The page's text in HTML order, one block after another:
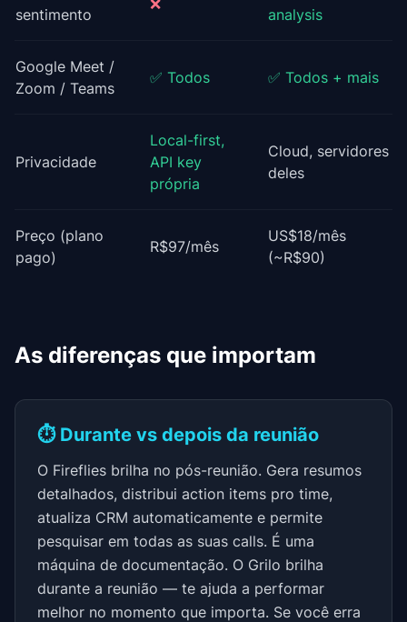
sentimento
❌
analysis
Google Meet /
Zoom / Teams
✅ Todos ✅ Todos + mais
Privacidade
Local-first,
API key
própria
Cloud, servidores
deles
Preço (plano
pago)
R$97/mês
US$18/mês
(~R$90)
As diferenças que importam
⏱️ Durante vs depois da reunião
O Fireflies brilha no pós-reunião. Gera resumos
detalhados, distribui action items pro time,
atualiza CRM automaticamente e permite
pesquisar em todas as suas calls. É uma
máquina de documentação. O Grilo brilha
durante a reunião — te ajuda a performar
melhor no momento que importa. Se você erra